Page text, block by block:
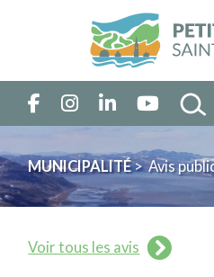
MUNICIPALITÉ> Avis
Voir tous les avis